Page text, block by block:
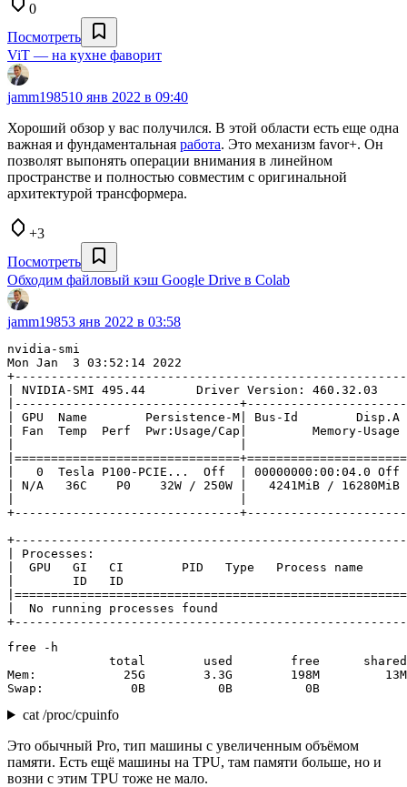
0
Посмотреть
ViT — на кухне фаворит
jamm198510 янв 2022 в 09:40
Хороший обзор у вас получился. В этой области есть еще одна
важная и фундаментальная работа. Это механизм favor+. Он
позволят выпонять операции внимания в линейном
пространстве и полностью совместим с оригинальной
архитектурой трансформера.
+3
Посмотреть
Обходим файловый кэш Google Drive в Colab
jamm19853 янв 2022 в 03:58
nvidia-smi
Mon Jan  3 03:52:14 2022
| NVIDIA-SMI 495.44       Driver Version: 460.32.03
|-------------------------------
| GPU  Name        Persistence-M| Bus-Id
| Fan  Temp  Perf  Pwr:Usage/Cap|         Memory-
|   0  Tesla P100-PCIE...  Off  |
| N/A   36C    P0    32W / 250W |   4241MiB /
+-------------------------------
| Processes:
|  GPU   GI   CI        PID   Type   Process name
|        ID   ID
|  No running processes found
free -h
total        used        free
Mem:            25G        3.3G        198M
Swap:            0B          0B          0B
cat /proc/cpuinfo
Это обычный Pro, тип машины с увеличенным объёмом
памяти. Есть ещё машины на TPU, там памяти больше, но и
возни с этим TPU тоже не мало.